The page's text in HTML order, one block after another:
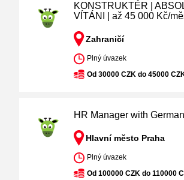
KONSTRUKTÉR |
VÍTÁNI | až 45 000 Kč/
Zahraničí
Plný úvazek
Od 30000 CZK do 45000
HR Manager with German
Hlavní město Praha
Plný úvazek
Od 100000 CZK do 110000